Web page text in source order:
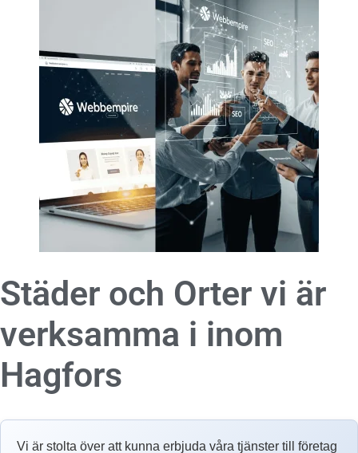
Städer och Orter vi är
verksamma i inom
Hagfors
Vi är stolta över att kunna erbjuda våra tjänster till företag